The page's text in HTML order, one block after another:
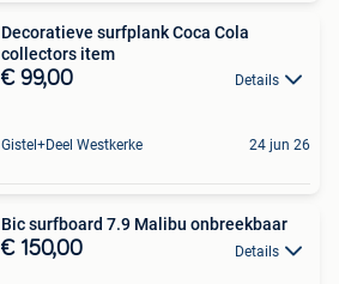
Decoratieve surfplank Coca Cola
collectors item
€ 99,00 Details
Gistel+Deel Westkerke 24 jun 26
Bic surfboard 7.9 Malibu onbreekbaar
€ 150,00 Details